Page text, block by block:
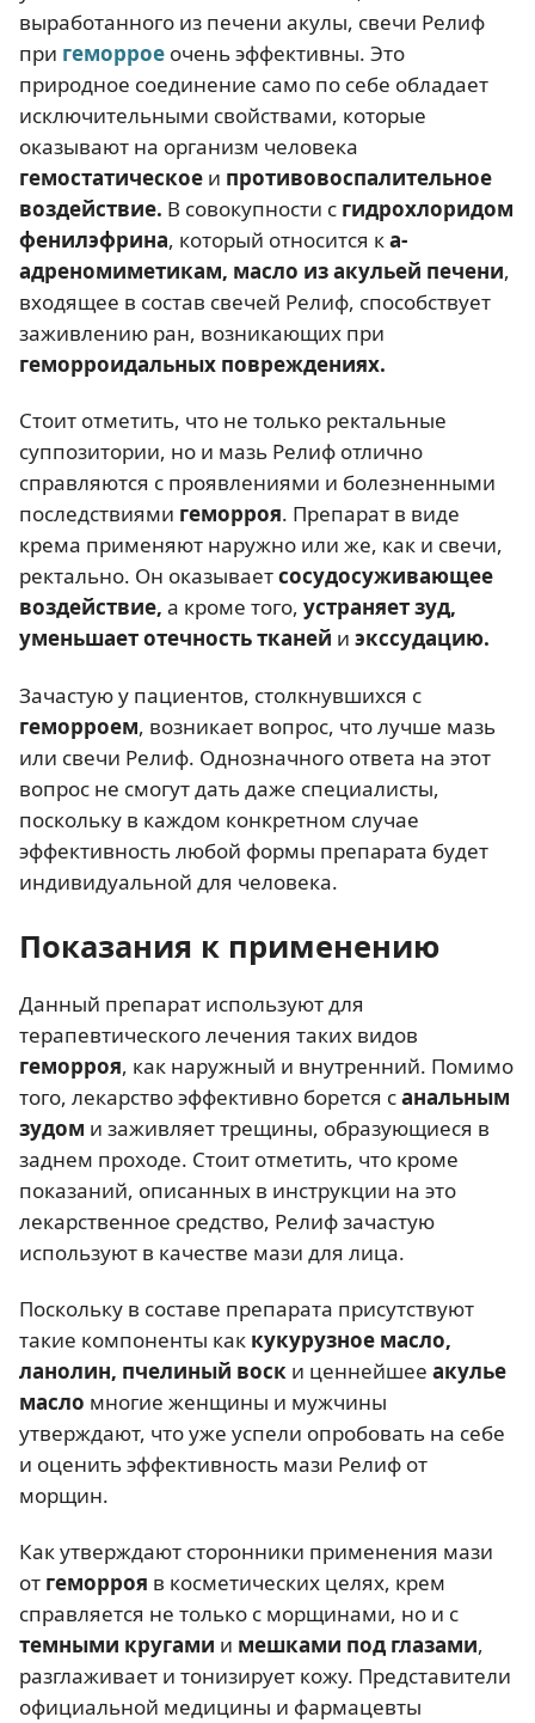
выработанного из печени акулы, свечи Релиф
при геморрое очень эффективны. Это
природное соединение само по себе обладает
исключительными свойствами, которые
оказывают на организм человека
гемостатическое и противовоспалительное
воздействие. В совокупности с гидрохлоридом
фенилэфрина, который относится ка-
адреномиметикам, масло из акульей печени,
входящее в состав свечей Релиф, способствует
заживлению ран, возникающих при
геморроидальных повреждениях.
Стоит отметить, что не только ректальные
суппозитории, но и мазь Релиф отлично
справляются с проявлениями и болезненными
последствиями геморроя. Препарат в виде
крема применяют наружно или же, как и свечи,
ректально. Он оказываетсосудосуживающее
воздействие, а кроме того, устраняет зуд,
уменьшает отечность тканей и экссудацию.
Зачастую у пациентов, столкнувшихся с
геморроем, возникает вопрос, что лучше мазь
или свечи Релиф. Однозначного ответа на этот
вопрос не смогут дать даже специалисты,
поскольку в каждом конкретном случае
эффективность любой формы препарата будет
индивидуальной для человека.
Показания к применению
Данный препарат используют для
терапевтического лечения таких видов
геморроя, как наружный и внутренний. Помимо
того, лекарство эффективно борется санальным
зудом и заживляет трещины, образующиеся в
заднем проходе. Стоит отметить, что кроме
показаний, описанных в инструкции на это
лекарственное средство, Релиф зачастую
используют в качестве мази для лица.
Поскольку в составе препарата присутствуют
такие компоненты как кукурузное масло,
ланолин, пчелиный воск и ценнейшее акулье
масло многие женщины и мужчины
утверждают, что уже успели опробовать на себе
и оценить эффективность мази Релиф от
морщин.
Как утверждают сторонники применения мази
от геморроя в косметических целях, крем
справляется не только с морщинами, но и с
темными кругами и мешками под глазами,
разглаживает и тонизирует кожу. Представители
официальной медицины и фармацевты